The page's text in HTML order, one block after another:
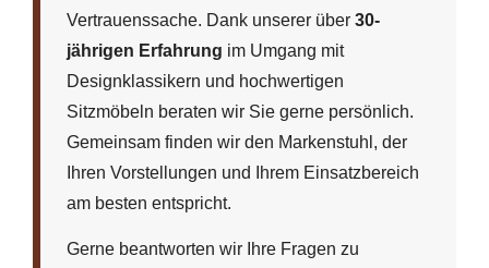
Vertrauenssache. Dank unserer über 30-
jährigen Erfahrung im Umgang mit
Designklassikern und hochwertigen
Sitzmöbeln beraten wir Sie gerne persönlich.
Gemeinsam finden wir den Markenstuhl, der
Ihren Vorstellungen und Ihrem Einsatzbereich
am besten entspricht.
Gerne beantworten wir Ihre Fragen zu